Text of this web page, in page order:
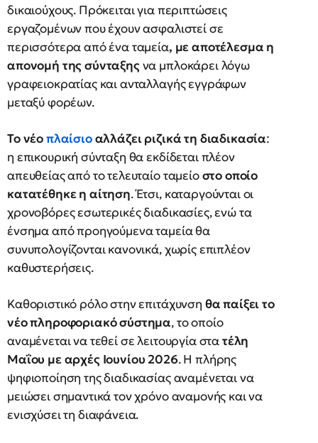
δικαιούχους. Πρόκειται για περιπτώσεις
εργαζομένων που έχουν ασφαλιστεί σε
περισσότερα από ένα ταμεία, με αποτέλεσμα η
απονομή της σύνταξηςνα μπλοκάρει λόγω
γραφειοκρατίας και ανταλλαγής εγγράφων
μεταξύ φορέων.
Το νέοπλαίσιοαλλάζει ριζικά τη διαδικασία:
η επικουρική σύνταξη θα εκδίδεται πλέον
απευθείας από το τελευταίο ταμείοστο οποίο
κατατέθηκε η αίτηση. Έτσι, καταργούνται οι
χρονοβόρες εσωτερικές διαδικασίες, ενώ τα
ένσημα από προηγούμενα ταμεία θα
συνυπολογίζονται κανονικά, χωρίς επιπλέον
καθυστερήσεις.
Καθοριστικό ρόλο στην επιτάχυνση θα παίξει το
νέο πληροφοριακό σύστημα, το οποίο
αναμένεται να τεθεί σε λειτουργία στατέλη
Μαΐου με αρχές Ιουνίου 2026. Η πλήρης
ψηφιοποίηση της διαδικασίας αναμένεται να
μειώσει σημαντικά τον χρόνο αναμονής και να
ενισχύσει τη διαφάνεια.